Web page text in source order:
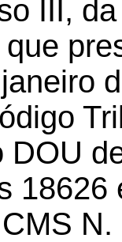
III,
DOU
18626
N.